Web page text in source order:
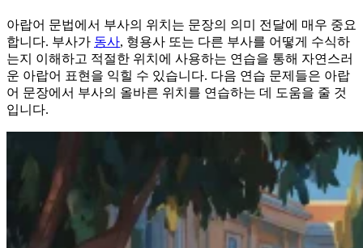
아랍어 문법에서 부사의 위치는 문장의 의미 전달에 매우 중요
합니다. 부사가 동사, 형용사 또는 다른 부사를 어떻게 수식하
는지 이해하고 적절한 위치에 사용하는 연습을 통해 자연스러
운 아랍어 표현을 익힐 수 있습니다. 다음 연습 문제들은 아랍
어 문장에서 부사의 올바른 위치를 연습하는 데 도움을 줄 것
입니다.